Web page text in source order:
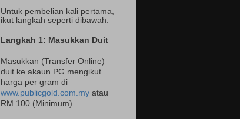
Untuk pembelian kali pertama,
ikut langkah seperti dibawah:
Langkah 1: Masukkan Duit
Masukkan (Transfer Online)
duit ke akaun PG mengikut
harga per gram di
www.publicgold.com.my atau
RM 100 (Minimum)